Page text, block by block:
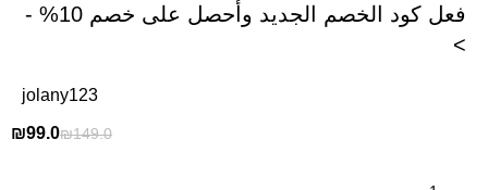
فعل كود الخصم الجديد وأحصل على خصم 10% -
>
jolany123
₪149.0
₪99.0